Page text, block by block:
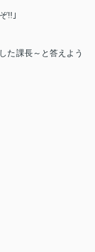
!!｣
長～と答えよう